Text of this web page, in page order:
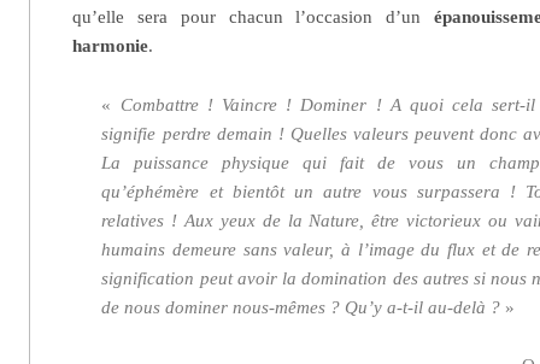
qu’elle sera pour chacun l’occasion d’un
harmonie.
« Combattre ! Vaincre ! Dominer ! A quoi cela sert-il
signifie perdre demain ! Quelles valeurs peuvent donc
La puissance physique qui fait de vous un
qu’éphémère et bientôt un autre vous surpassera !
relatives ! Aux yeux de la Nature, être victorieux ou
humains demeure sans valeur, à l’image du flux et de
signification peut avoir la domination des autres si nous
de nous dominer nous-mêmes ? Qu’y a-t-il au-delà ? »